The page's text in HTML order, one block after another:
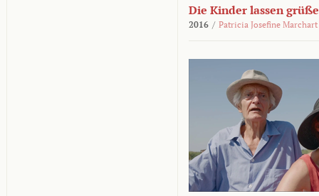
Die Kinder lassen
2016 / Patricia Josefine Marchart